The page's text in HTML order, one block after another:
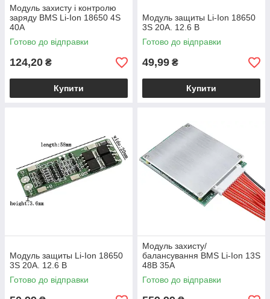
Модуль захисту і контролю
заряду BMS Li-Ion 18650 4S
40A
Готово до відправки
124,20 ₴
Купити
Модуль защиты Li-Ion 18650
3S 20A. 12.6 В
Готово до відправки
49,99 ₴
Купити
Модуль защиты Li-Ion 18650
3S 20A. 12.6 В
Готово до відправки
Модуль захисту/
балансування BMS Li-Ion 13S
48В 35A
Готово до відправки